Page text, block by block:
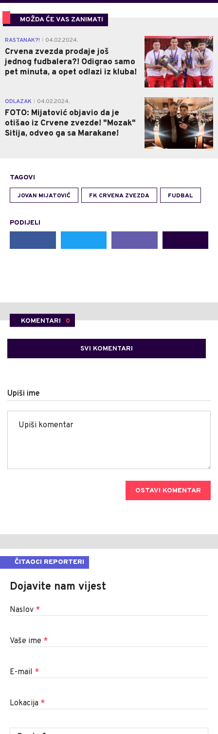
MOŽDA ĆE VAS ZANIMATI
RASTANAK?! 04.02.2024.
Crvena zvezda prodaje još
jednog fudbalera?! Odigrao samo
pet minuta, a opet odlazi iz kluba!
0
ODLAZAK 04.02.2024.
FOTO: Mijatović objavio da je
otišao iz Crvene zvezde! "Mozak"
Sitija, odveo ga sa Marakane!
0
TAGOVI
JOVAN MIJATOVIĆ FK CRVENA ZVEZDA FUDBAL
PODIJELI
KOMENTARI 0
SVI KOMENTARI
Upiši ime
OSTAVI KOMENTAR
ČITAOCI REPORTERI
Dojavite nam vijest
Naslov *
Vaše ime *
E-mail *
Lokacija *